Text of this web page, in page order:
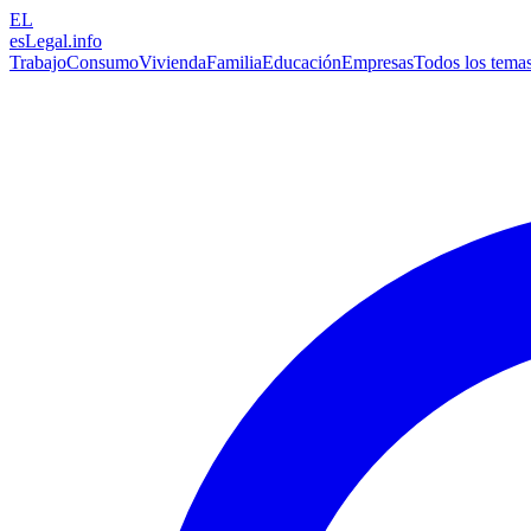
EL
esLegal.info
TrabajoConsumoViviendaFamiliaEducaciónEmpresasTodos los